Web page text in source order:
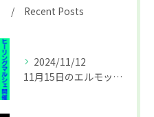
Recent Posts
2024/11/12
11月15日のエルモットDay詳細